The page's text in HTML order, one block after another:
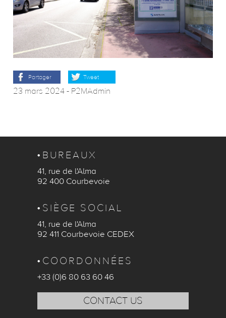
Partager Tweet
23 mars 2024- P2MAdmin
BUREAUX
41, rue de l'Alma
92 400 Courbevoie
SIÈGE SOCIAL
41, rue de l'Alma
92 411 Courbevoie CEDEX
COORDONNÉES
+33 (0)6 80 63 60 46
CONTACT US